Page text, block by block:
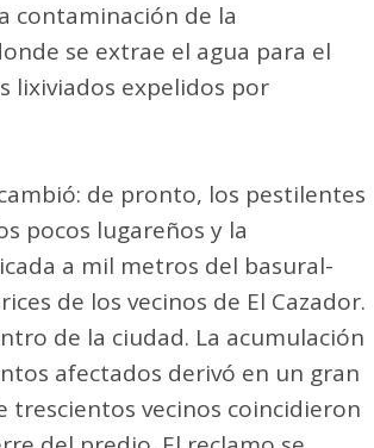
contaminación de la
se extrae el agua para el
lixiviados expelidos por
de pronto, los pestilentes
pocos lugareños y la
a mil metros del basural-
de los vecinos de El Cazador.
de la ciudad. La acumulación
afectados derivó en un gran
vecinos coincidieron